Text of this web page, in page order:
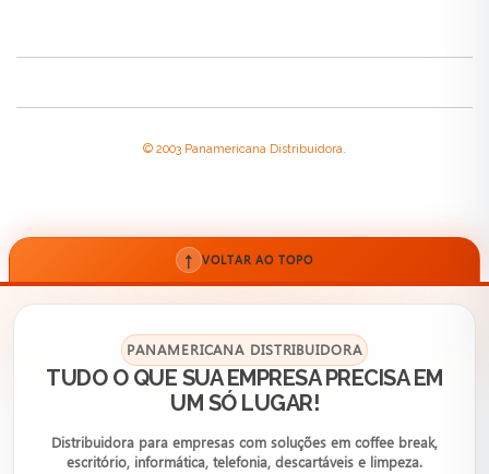
© 2003 Panamericana Distribuidora.
↑ VOLTAR AO TOPO
PANAMERICANA DISTRIBUIDORA
TUDO O QUE SUA EMPRESA PRECISA EM
UM SÓ LUGAR!
Distribuidora para empresas com soluções em coffee break,
escritório, informática, telefonia, descartáveis e limpeza.